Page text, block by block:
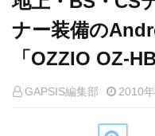
ナー装備の
「OZZIO OZ-
GAPSIS編集部 2010